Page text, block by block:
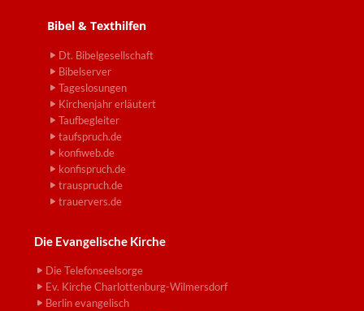
Bibel & Texthilfen
Dt. Bibelgesellschaft
Bibelserver
Tageslosungen
Kirchenjahr erläutert
Taufbegleiter
taufspruch.de
konfiweb.de
konfispruch.de
trauspruch.de
trauervers.de
Die Evangelische Kirche
Die Telefonseelsorge
Ev. Kirche Charlottenburg-Wilmersdorf
Berlin evangelisch